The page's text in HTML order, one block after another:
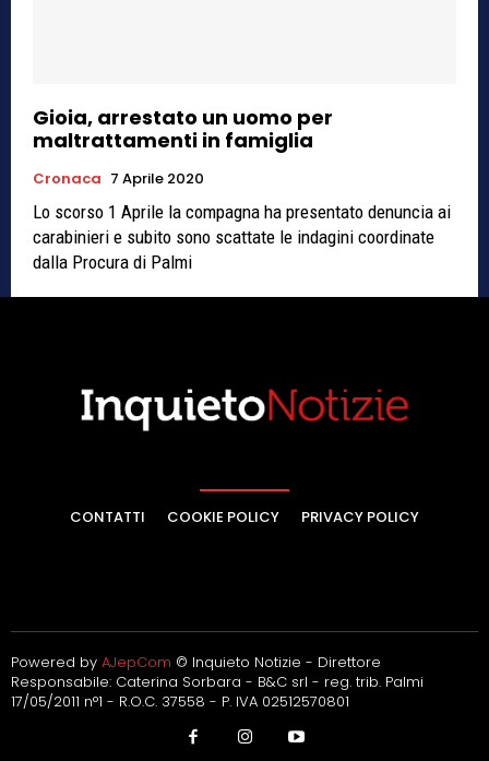
Gioia, arrestato un uomo per
maltrattamenti in famiglia
Cronaca 7 Aprile 2020
Lo scorso 1 Aprile la compagna ha presentato denuncia ai
carabinieri e subito sono scattate le indagini coordinate
dalla Procura di Palmi
CONTATTI COOKIE POLICY PRIVACY POLICY
Powered by AJepCom © Inquieto Notizie - Direttore
Responsabile: Caterina Sorbara - B&C srl - reg. trib. Palmi
17/05/2011 n°1 - R.O.C. 37558 - P. IVA 02512570801